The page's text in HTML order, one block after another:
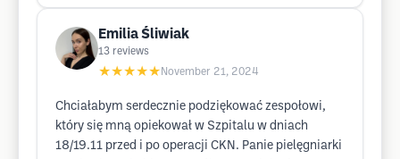
Emilia Śliwiak
13 reviews
★★★★★ November 21, 2024
Chciałabym serdecznie podziękować zespołowi,
który się mną opiekował w Szpitalu w dniach
18/19.11 przed i po operacji CKN. Panie pielęgniarki